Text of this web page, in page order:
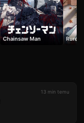
Chainsaw Man
13 min temu